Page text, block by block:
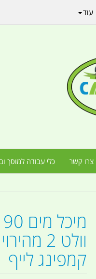
צרו קשר כלי עבודה למוסך
עוד
וולט 2
קמפינג לייף